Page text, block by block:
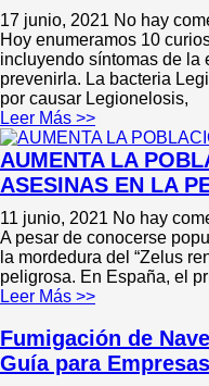
17 junio, 2021 No hay
Hoy enumeramos 10
incluyendo síntomas de la
prevenirla. La bacteria
por causar Legionelosis,
Leer Más >>
AUMENTA LA
ASESINAS EN LA
11 junio, 2021 No hay
A pesar de conocerse
la mordedura del “Zelus
peligrosa. En España, el
Leer Más >>
Fumigación de
Guía para